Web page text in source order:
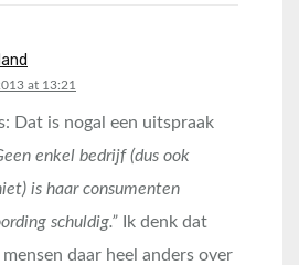
at 13:21
Dat is nogal een uitspraak
enkel bedrijf (dus ook
is haar consumenten
schuldig.”
Ik denk dat
mensen daar heel anders over